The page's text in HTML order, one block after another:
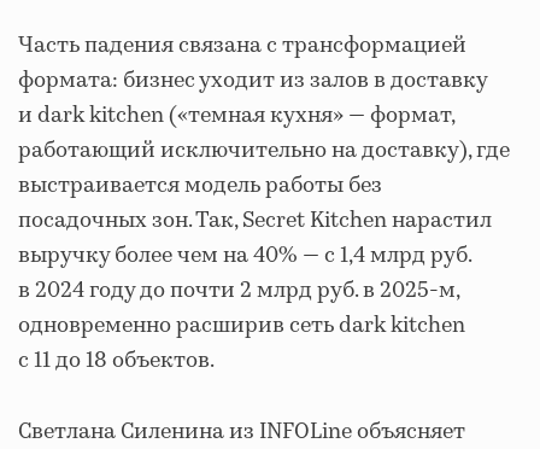
Часть падения связана с трансформацией
формата: бизнес уходит из залов в доставку
и dark kitchen («темная кухня» — формат,
работающий исключительно на доставку), где
выстраивается модель работы без
посадочных зон. Так, Secret Kitchen нарастил
выручку более чем на 40% — с 1,4 млрд руб.
в 2024 году до почти 2 млрд руб. в 2025-м,
одновременно расширив сеть dark kitchen
с 11 до 18 объектов.
Светлана Силенина из INFOLine объясняет